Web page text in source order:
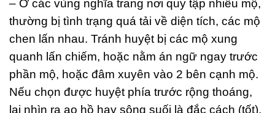
– Ở các vùng nghĩa trang nơi quy tập nhiều mộ,
thường bị tình trạng quá tải về diện tích, các mộ
chen lấn nhau. Tránh huyệt bị các mộ xung
quanh lấn chiếm, hoặc nằm án ngữ ngay trước
phần mộ, hoặc đâm xuyên vào 2 bên cạnh mộ.
Nếu chọn được huyệt phía trước rộng thoáng,
lại nhìn ra ao hồ hay sông suối là đắc cách (tốt).